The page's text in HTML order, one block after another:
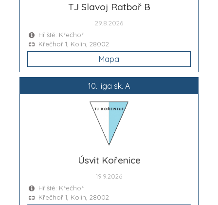
TJ Slavoj Ratboř B
29.8.2026
Hřiště: Křečhoř
Křečhoř 1, Kolín, 28002
Mapa
10. liga sk. A
Úsvit Kořenice
19.9.2026
Hřiště: Křečhoř
Křečhoř 1, Kolín, 28002